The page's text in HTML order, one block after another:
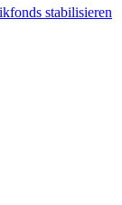
stabilisieren